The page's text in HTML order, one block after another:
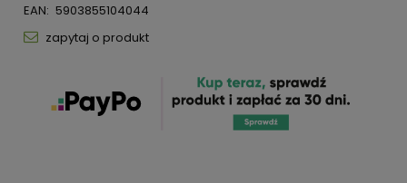
EAN: 5903855104044
zapytaj o produkt